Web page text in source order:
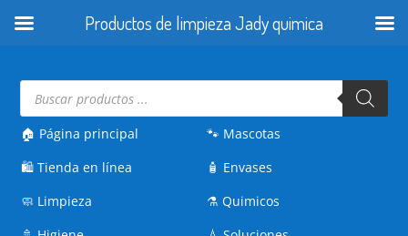
Búsqueda
productos
🏠 Página principal
🛍️Tienda en línea
🧼 Limpieza
🐾 Mascotas
🧴 Envases
⚗️Quimicos
Productos de limpieza Jady quimica